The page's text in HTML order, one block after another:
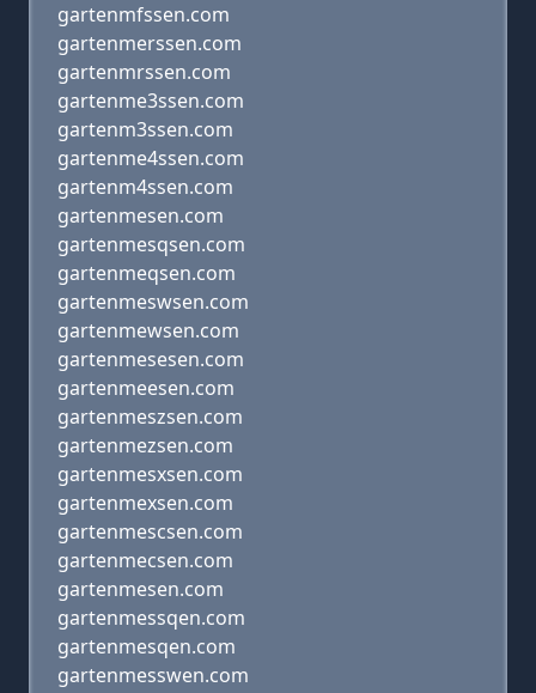
gartenmfssen.com
gartenmerssen.com
gartenmrssen.com
gartenme3ssen.com
gartenm3ssen.com
gartenme4ssen.com
gartenm4ssen.com
gartenmesen.com
gartenmesqsen.com
gartenmeqsen.com
gartenmeswsen.com
gartenmewsen.com
gartenmesesen.com
gartenmeesen.com
gartenmeszsen.com
gartenmezsen.com
gartenmesxsen.com
gartenmexsen.com
gartenmescsen.com
gartenmecsen.com
gartenmesen.com
gartenmessqen.com
gartenmesqen.com
gartenmesswen.com